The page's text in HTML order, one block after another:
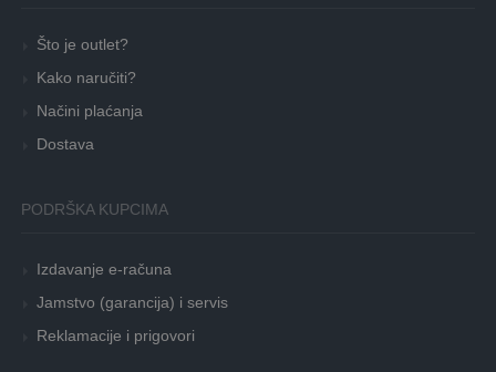
Što je outlet?
Kako naručiti?
Načini plaćanja
Dostava
PODRŠKA KUPCIMA
Izdavanje e-računa
Jamstvo (garancija) i servis
Reklamacije i prigovori